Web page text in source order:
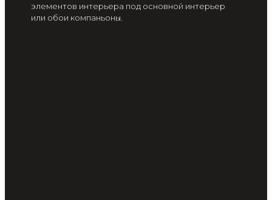
элементов интерьера под основной интерьер
или обои компаньоны.